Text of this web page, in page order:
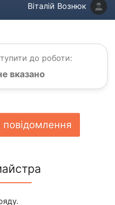
Віталій Вознюк
до роботи:
вказано
повідомлення